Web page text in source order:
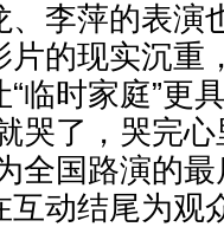
、李萍的表演
的现实沉重
临时家庭”更
哭了，哭完
全国路演的
动结尾为观